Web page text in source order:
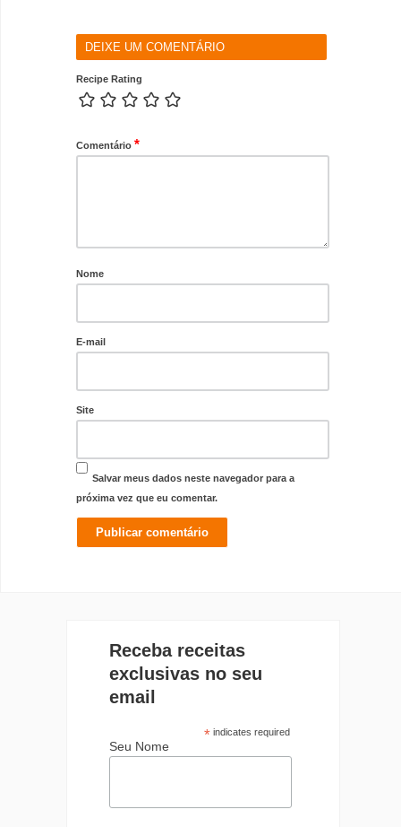
DEIXE UM COMENTÁRIO
Recipe Rating
Comentário *
Nome
E-mail
Site
Salvar meus dados neste navegador para a
próxima vez que eu comentar.
Receba receitas
exclusivas no seu
email
*indicates required
Seu Nome